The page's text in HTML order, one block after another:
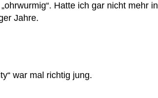
Hatte ich gar nicht mehr in
Jahre.
war mal richtig jung.